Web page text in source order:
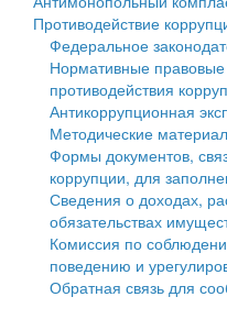
Правила
Генеральные планы
Проекты планировки
Собрание депутатов
Городское поселение
Сельские поселения
Противодействие
Федеральное
Нормативные
противодействия
Антикоррупционная
Методические
Формы документов,
коррупции, для
Сведения о доходах,
обязательствах
Комиссия по
поведению и
Обратная связь для